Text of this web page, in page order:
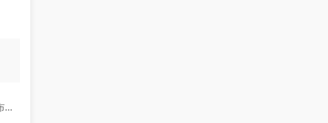
半导体产业进入新周期，IC China 2026为何值得企业提前布局？